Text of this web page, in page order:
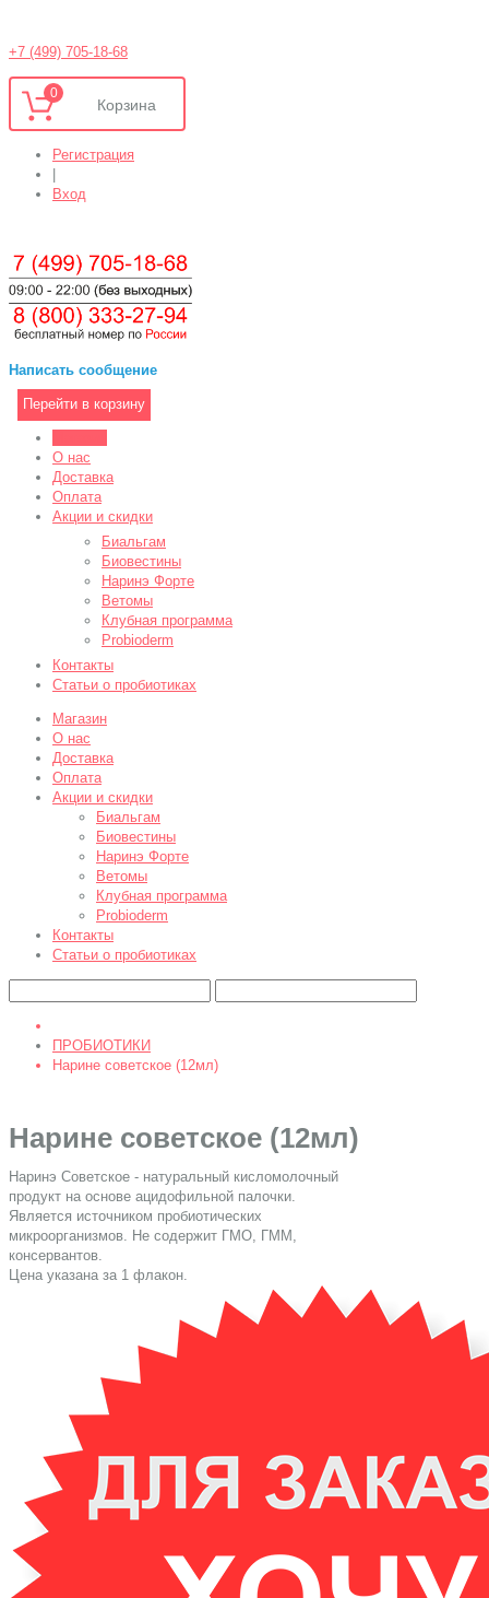
+7 (499) 705-18-68
0
Регистрация
Вход
Написать сообщение
Перейти в корзину
О нас
Доставка
Оплата
Акции и скидки
Биальгам
Биовестины
Наринэ Форте
Ветомы
Клубная программа
Probioderm
Контакты
Статьи о пробиотиках
Магазин
О нас
Доставка
Оплата
Акции и скидки
Биальгам
Биовестины
Наринэ Форте
Ветомы
Клубная программа
Probioderm
Контакты
Статьи о пробиотиках
ПРОБИОТИКИ
Нарине советское (12мл)
Нарине советское (12мл)
Наринэ Советское - натуральный кисломолочный
продукт на основе ацидофильной палочки.
Является источником пробиотических
микроорганизмов. Не содержит ГМО, ГММ,
консервантов.
Цена указана за 1 флакон.